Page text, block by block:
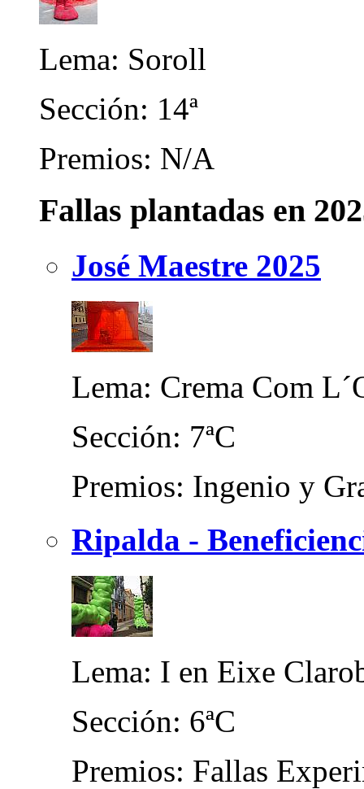
Lema: Soroll
Sección: 14ª
Premios: N/A
Fallas plantadas en
José Maestre 2025
Lema: Crema Com
Sección: 7ªC
Premios: Ingenio y
Ripalda -
Lema: I en Eixe
Sección: 6ªC
Premios: Fallas